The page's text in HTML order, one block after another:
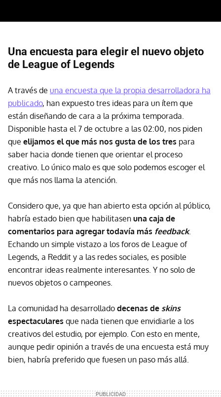
Una encuesta para elegir el nuevo objeto
de League of Legends
A través de una encuesta que la propia desarrolladora ha
publicado, han expuesto tres ideas para un ítem que
están diseñando de cara a la próxima temporada.
Disponible hasta el 7 de octubre a las 02:00, nos piden
que elijamos el que más nos gusta de los tres para
saber hacia donde tienen que orientar el proceso
creativo. Lo único malo es que solo podemos escoger el
que más nos llama la atención.
Considero que, ya que han abierto esta opción al público,
habría estado bien que habilitasen una caja de
comentarios para agregar todavía más feedback.
Echando un simple vistazo a los foros de League of
Legends, a Reddit y a las redes sociales, es posible
encontrar ideas realmente interesantes. Y no solo de
nuevos objetos o campeones.
La comunidad ha desarrollado decenas de skins
espectaculares que nada tienen que envidiarle a los
creativos del estudio, por ejemplo. Con esto en mente,
aunque pedir opinión a través de una encuesta está muy
bien, habría preferido que fuesen un paso más allá.